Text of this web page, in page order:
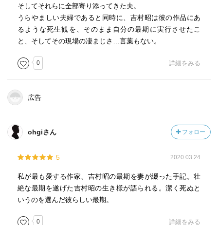
そしてそれらに全部寄り添ってきた夫。
うらやましい夫婦であると同時に、吉村昭は彼の作品にあ
るような死生観を、そのまま自分の最期に実行させたこ
と、そしてその現場の凄まじさ…言葉もない。
0 詳細をみる
広告
ohgiさん フォロー
5 2020.03.24
私が最も愛する作家、吉村昭の最期を妻が綴った手記。壮
絶な最期を遂げた吉村昭の生き様が語られる。潔く死ぬと
いうのを選んだ彼らしい最期。
0 詳細をみる